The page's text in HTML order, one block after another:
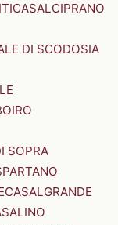
CASALCIPRANO
DI SCODOSIA
SOPRA
CASALGRANDE